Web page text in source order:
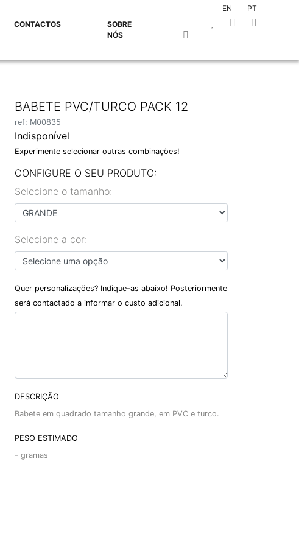
EN
PT
CONTACTOS
SOBRE
NÓS
BABETE PVC/TURCO PACK 12
ref: M00835
Indisponível
Experimente selecionar outras combinações!
CONFIGURE O SEU PRODUTO:
Selecione o tamanho:
Selecione a cor:
Quer personalizações? Indique-as abaixo! Posteriormente
será contactado a informar o custo adicional.
DESCRIÇÃO
Babete em quadrado tamanho grande, em PVC e turco.
PESO ESTIMADO
- gramas